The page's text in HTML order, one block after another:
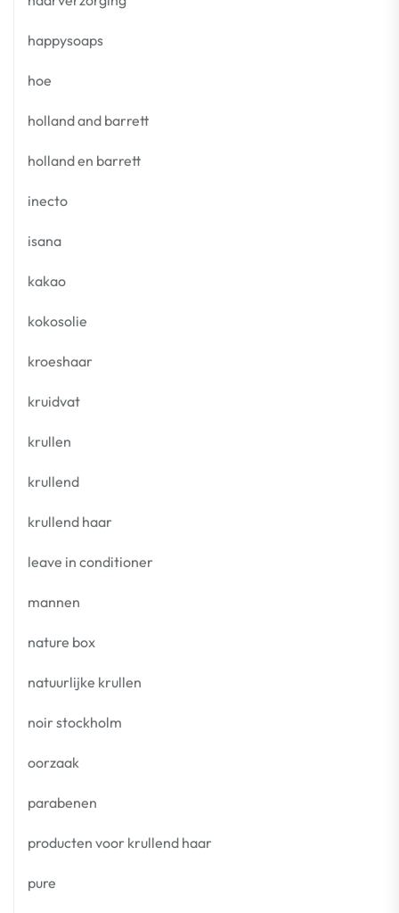
happysoaps
hoe
holland and barrett
holland en barrett
inecto
isana
kakao
kokosolie
kroeshaar
kruidvat
krullen
krullend
krullend haar
leave in conditioner
mannen
nature box
natuurlijke krullen
noir stockholm
oorzaak
parabenen
producten voor krullend haar
pure